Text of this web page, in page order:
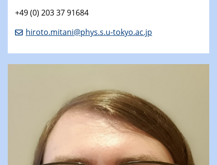
+49 (0) 203 37 91684
hiroto.mitani@phys.s.u-tokyo.ac.jp